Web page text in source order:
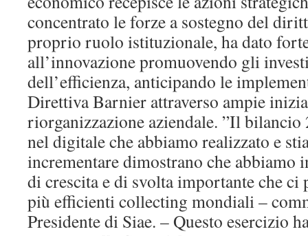
concentrato le forze a sostegno del
proprio ruolo istituzionale, ha dato
all’innovazione promuovendo gli
dell’efficienza, anticipando le
Direttiva Barnier attraverso ampie
riorganizzazione aziendale. ”Il
nel digitale che abbiamo realizzato e
incrementare dimostrano che abbiamo
di crescita e di svolta importante che ci
più efficienti collecting mondiali –
Presidente di Siae. – Questo esercizio